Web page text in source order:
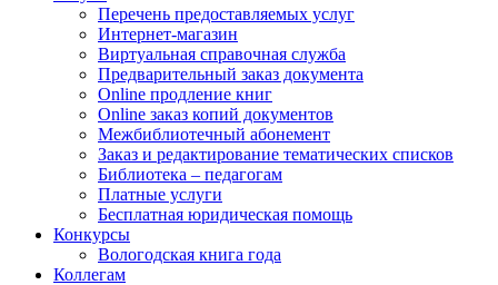
Перечень предоставляемых услуг
Интернет-магазин
Виртуальная справочная служба
Предварительный заказ документа
Online продление книг
Online заказ копий документов
Межбиблиотечный абонемент
Заказ и редактирование тематических списков
Библиотека – педагогам
Платные услуги
Бесплатная юридическая помощь
Конкурсы
Вологодская книга года
Коллегам